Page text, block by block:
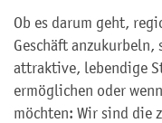
Ob es darum geht,
Geschäft
attraktive, lebendige
ermöglichen oder
möchten: Wir sind die